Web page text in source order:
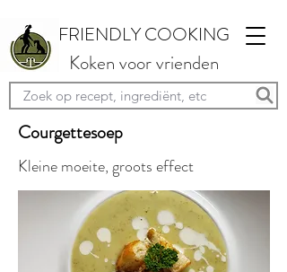
FRIENDLY COOKING
Koken voor vrienden
Courgettesoep
Kleine moeite, groots effect